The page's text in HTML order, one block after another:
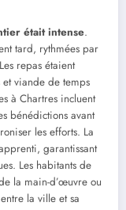
était intense.
tard, rythmées par
repas étaient
viande de temps
à Chartres incluent
bénédictions avant
les efforts. La
garantissant
Les habitants de
la main-d’œuvre ou
la ville et sa